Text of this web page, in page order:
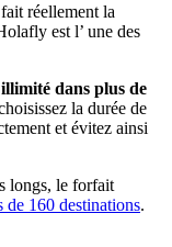
réellement la
est l’ une des
dans plus de
la durée de
et évitez ainsi
longs, le forfait
160 destinations.